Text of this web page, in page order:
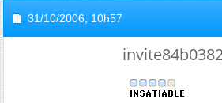
31/10/2006, 10h57